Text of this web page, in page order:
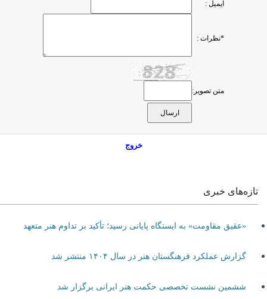
ایمیل :
*نظرات :
متن تصویر:
خروج
تازه‌های خبری
«عقیق مقاومت» به ایستگاه پایانی رسید؛ تأکید بر تداوم هنر متعهد
گزارش عملکرد فرهنگستان هنر در سال ۱۴۰۴ منتشر شد
ششمین نشست تخصصی حکمت هنر ایرانی برگزار شد